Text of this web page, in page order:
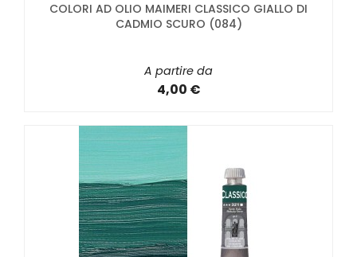
COLORI AD OLIO MAIMERI CLASSICO GIALLO DI
CADMIO SCURO (084)
A partire da
4,00 €